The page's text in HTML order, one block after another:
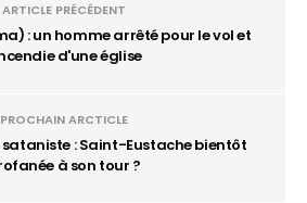
ARTICLE PRÉCÉDENT
: un homme arrêté pour le vol et
d'une église
PROCHAIN ARCTICLE
: Saint-Eustache bientôt
à son tour ?